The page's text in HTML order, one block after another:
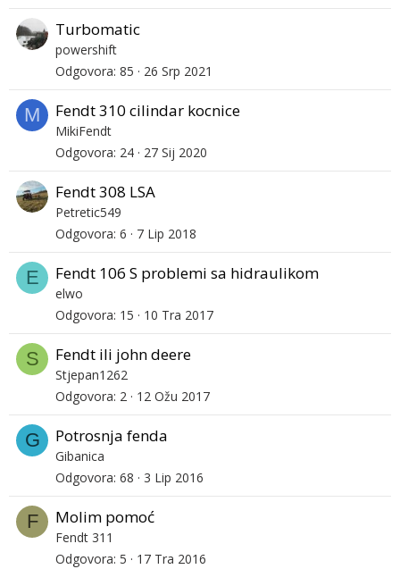
Turbomatic
powershift
Odgovora 85 26 Srp 2021
M Fendt 310 cilindar kocnice
MikiFendt
Odgovora 24 27 Sij 2020
Fendt 308 LSA
Petretic549
Odgovora 6 7 Lip 2018
E Fendt 106 S problemi sa hidraulikom
elwo
Odgovora 15 10 Tra 2017
S Fendt ili john deere
Stjepan1262
Odgovora 2 12 Ožu 2017
G Potrosnja fenda
Gibanica
Odgovora 68 3 Lip 2016
F Molim pomoć
Fendt 311
Odgovora 5 17 Tra 2016